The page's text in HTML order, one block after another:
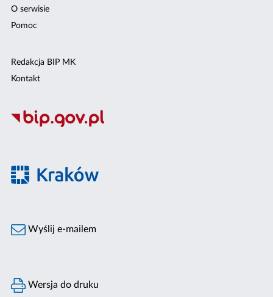
O serwisie
Pomoc
Redakcja BIP MK
Kontakt
Wyślij e-mailem
Wersja do druku